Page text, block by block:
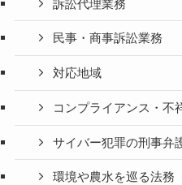
訴訟代理業務
民事・商事訴訟業務
対応地域
コンプライアンス・不
サイバー犯罪の刑事弁
環境や農水を巡る法務